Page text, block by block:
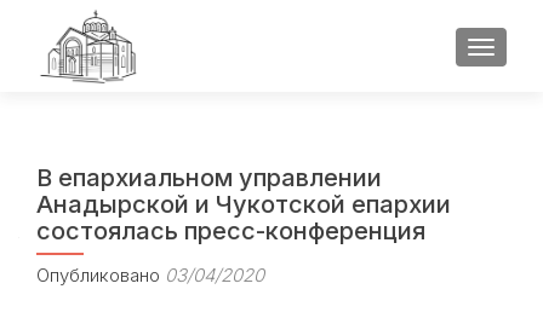
В епархиальном управлении
Анадырской и Чукотской епархии
состоялась пресс-конференция
Опубликовано 03/04/2020